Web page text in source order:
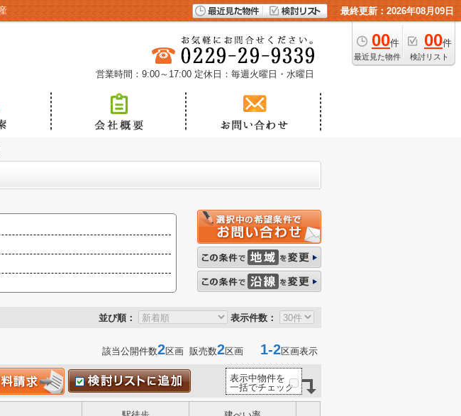
最終更新：2026年08月09日
00件
最近見た物件
00件
検討リスト
営業時間：9:00～17:00 定休日：毎週火曜日・水曜日
並び順： 表示件数：
該当公開件数2区画 販売数2区画 1-2区画表示
表示中物件を
一括でチェック